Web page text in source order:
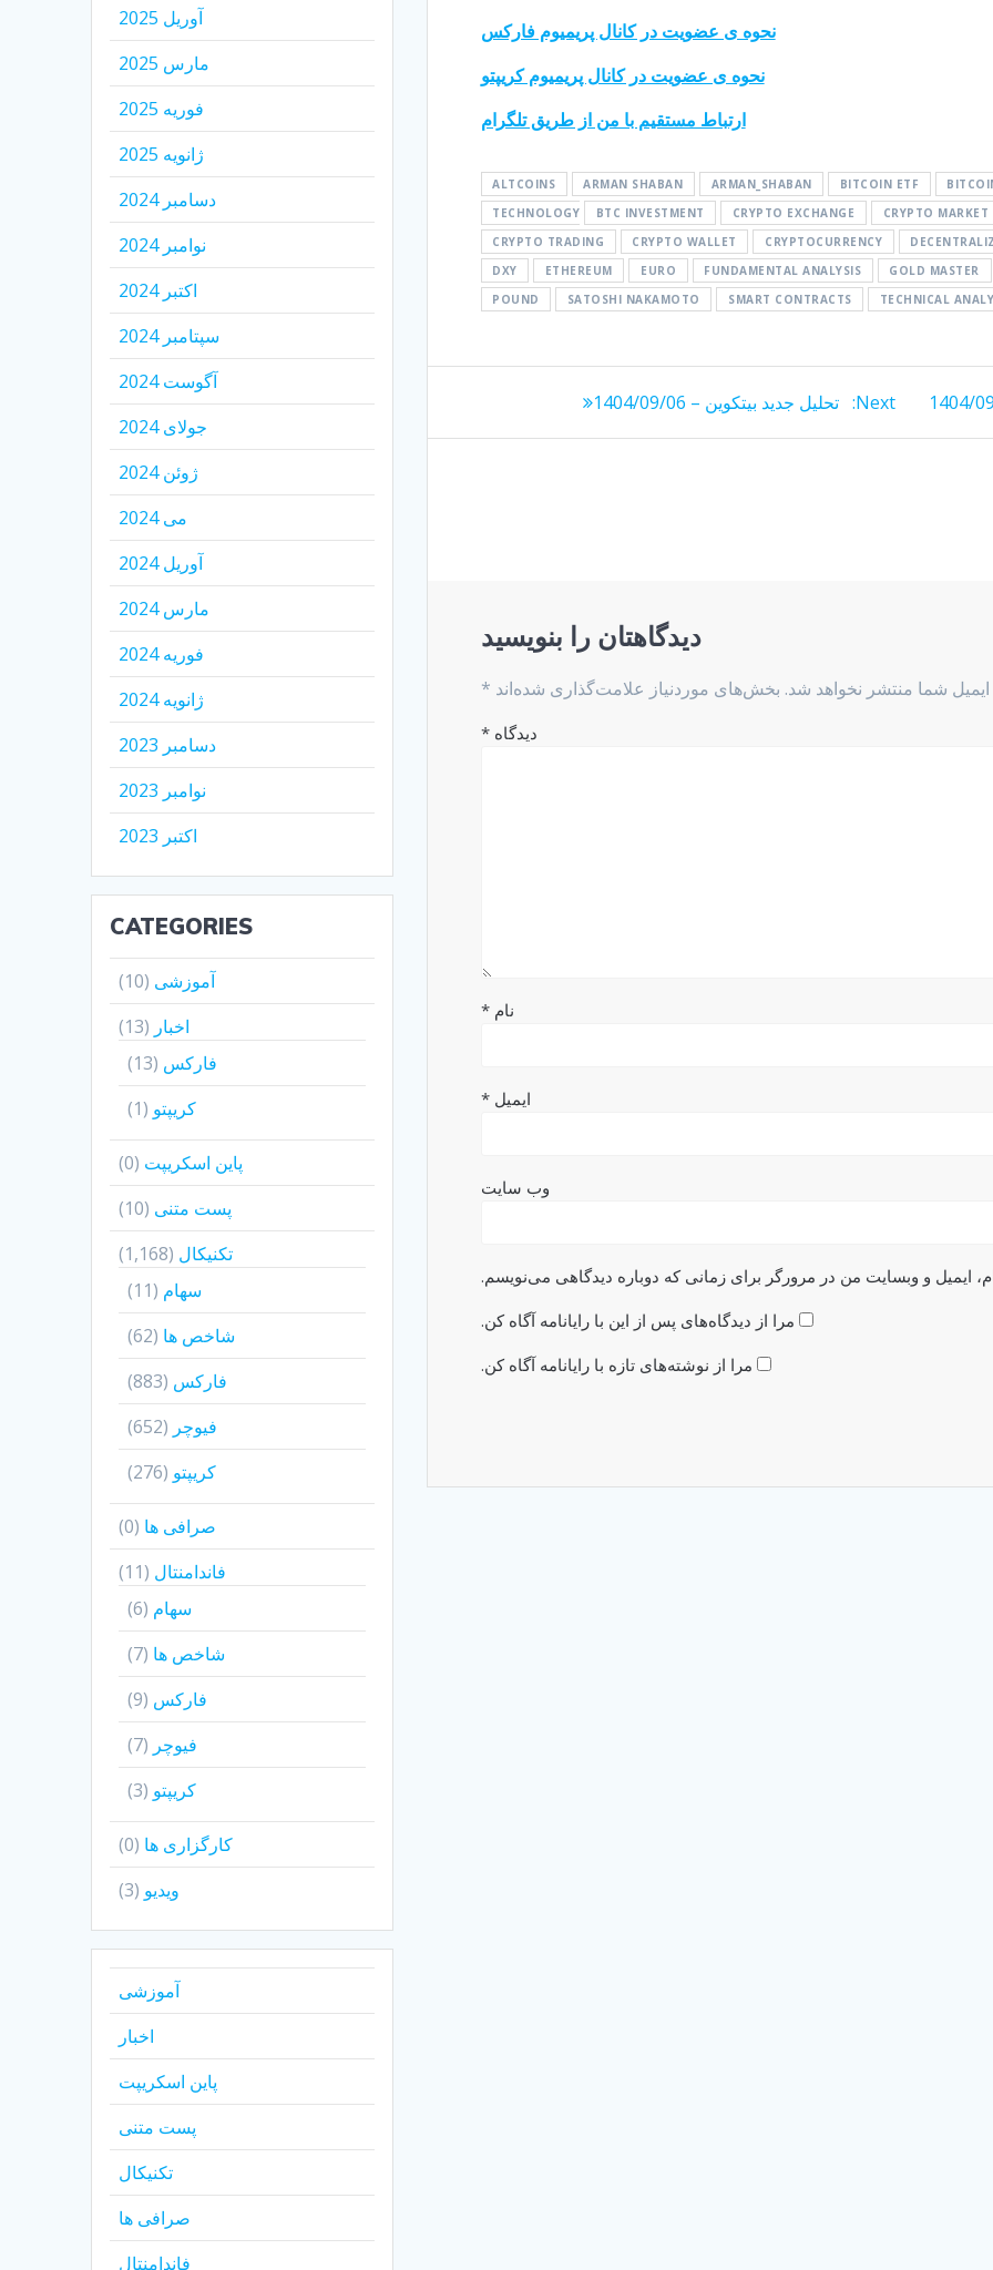
نحوه ی عضویت در کانال پریمیوم فارکس
نحوه ی عضویت در کانال پریمیوم کریپتو
ارتباط مستقیم با من از طریق تلگرام
ALTCOINS ARMAN SHABAN ARMAN_SHABAN BITCOIN ETF
TECHNOLOGY
BTC INVESTMENT CRYPTO EXCHANGE CRYPTO MARKET
CRYPTO TRADING
CRYPTO WALLET CRYPTOCURRENCY
DXY
ETHEREUM EURO FUNDAMENTAL ANALYSIS GOLD MASTER
POUND
SATOSHI NAKAMOTO SMART CONTRACTS TECHNICAL
Next:
Next
تحلیل جدید بیتکوین – 1404/09/06
دیدگاهتان را بنویسید
شما منتشر نخواهد شد. بخش‌های موردنیاز علامت‌گذاری شده‌اند *
دیدگاه*
نام*
ایمیل*
وب‌ سایت
ایمیل و وبسایت من در مرورگر برای زمانی که دوباره دیدگاهی می‌نویسم.
مرا از دیدگاه‌های پس از این با رایانامه آگاه کن.
مرا از نوشته‌های تازه با رایانامه آگاه کن.
آوریل 2025
مارس 2025
فوریه 2025
ژانویه 2025
دسامبر 2024
نوامبر 2024
اکتبر 2024
سپتامبر 2024
آگوست 2024
جولای 2024
ژوئن 2024
می 2024
آوریل 2024
مارس 2024
فوریه 2024
ژانویه 2024
دسامبر 2023
نوامبر 2023
اکتبر 2023
CATEGORIES
آموزشی (10)
اخبار (13)
فارکس (13)
کریپتو (1)
پاین اسکریپت (0)
پست متنی (10)
تکنیکال (1,168)
سهام (11)
شاخص ها (62)
فارکس (883)
فیوچر (652)
کریپتو (276)
صرافی ها (0)
فاندامنتال (11)
سهام (6)
شاخص ها (7)
فارکس (9)
فیوچر (7)
کریپتو (3)
کارگزاری ها (0)
ویدیو (3)
آموزشی
اخبار
پاین اسکریپت
پست متنی
تکنیکال
صرافی ها
فاندامنتال